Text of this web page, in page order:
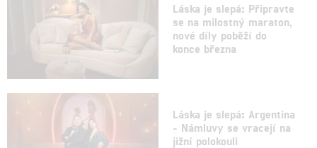
Láska je slepá: Připravte
se na milostný maraton,
nové díly poběží do
konce března
Láska je slepá: Argentina
- Námluvy se vracejí na
jižní polokouli